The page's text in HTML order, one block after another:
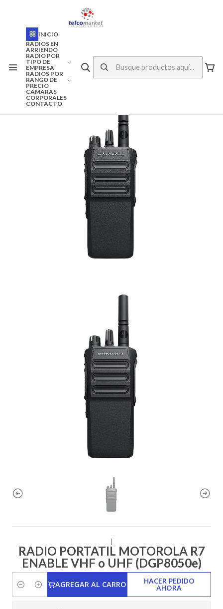
INICIO
RADIOS EN
ARRIENDO
RADIO POR
TIPO DE
EMPRESA
RADIOS POR
RANGO DE
PRECIO
CAMARAS
CORPORALES
CONTACTO
ENVÍO A TODO CHILE
Inicio Marcas
Motorola
RADIO PORTATIL MOTOROLA R7 ENABLE VHF o UHF
(DGP8050e)
RADIO PORTATIL MOTOROLA R7
ENABLE VHF o UHF (DGP8050e)
Cantidad
AGREGAR AL CARRO HACER PEDIDO
AHORA